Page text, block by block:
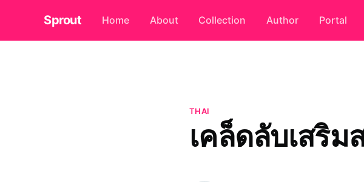
Sprout Home About Collection Author Portal
THAI
เคล็ดลับเสริ